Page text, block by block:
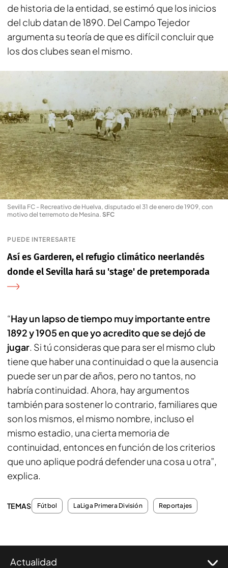
de historia de la entidad, se estimó que los inicios
del club datan de 1890. Del Campo Tejedor
argumenta su teoría de que es difícil concluir que
los dos clubes sean el mismo.
Sevilla FC - Recreativo de Huelva, disputado el 31 de enero de 1909, con
motivo del terremoto de Mesina. SFC
PUEDE INTERESARTE
Así es Garderen, el refugio climático neerlandés
donde el Sevilla hará su 'stage' de pretemporada
“Hay un lapso de tiempo muy importante entre
1892 y 1905 en que yo acredito que se dejó de
jugar. Si tú consideras que para ser el mismo club
tiene que haber una continuidad o que la ausencia
puede ser un par de años, pero no tantos, no
habría continuidad. Ahora, hay argumentos
también para sostener lo contrario, familiares que
son los mismos, el mismo nombre, incluso el
mismo estadio, una cierta memoria de
continuidad, entonces en función de los criterios
que uno aplique podrá defender una cosa u otra”,
explica.
TEMAS Fútbol LaLiga Primera División Reportajes
Actualidad